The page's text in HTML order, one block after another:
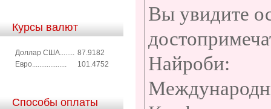
Курсы валют
Доллар США........ 87.9182
Евро...................
101.4752
Способы оплаты
Вы увидите
Найроби: